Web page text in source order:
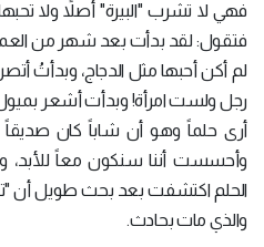
فهي لا تشرب "البيرة" أصلاً ولا
فتقول: لقد بدأت بعد شهر من
لم أكن أحبها مثل الدجاج، وبدأتُ
رجل ولست امرأة! وبدأت أشعر بميول
أرى حلماً وهو أن شاباً كان صديقاً
وأحسست أننا سنكون معاً للأبد،
الحلم اكتشفت بعد بحث طويل أن
والذي مات بحادث.